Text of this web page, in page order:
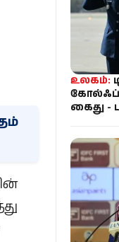
உலகம்:
கோல்ஃப்
கைது -